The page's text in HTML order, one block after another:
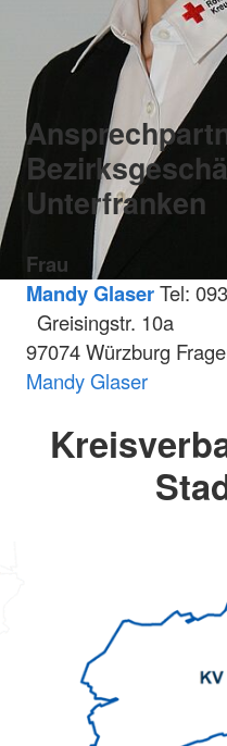
Unterfranken
Frau
Mandy GlaserTel:
Greisingstr. 10a
97074 Würzburg
Mandy Glaser